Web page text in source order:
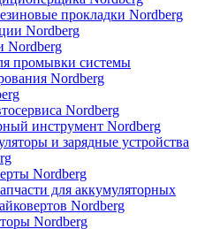
прокладки Nordberg
Nordberg
Nordberg
промывки системы
Nordberg
Nordberg
инструмент Nordberg
и зарядные устройства
Nordberg
для аккумуляторных
Nordberg
Nordberg